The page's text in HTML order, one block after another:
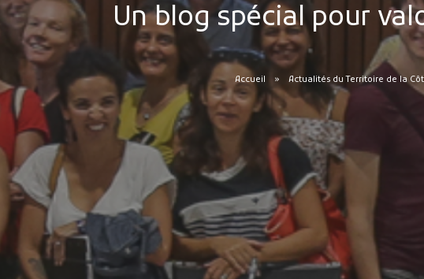
Un blog spécial pour
Accueil Actualités du Territoire de la